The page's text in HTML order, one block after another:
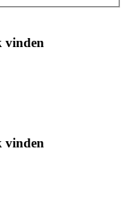
vinden
vinden